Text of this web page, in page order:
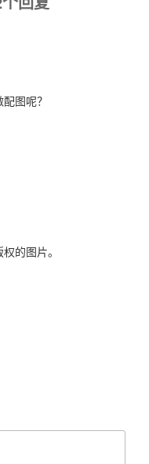
图呢？
的图片。